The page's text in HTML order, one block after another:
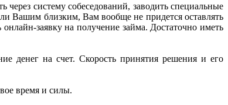
систему собеседований, заводить специальные
Вашим близким, Вам вообще не придется оставлять
заявку на получение займа. Достаточно иметь
денег на счет. Скорость принятия решения и его
время и силы.